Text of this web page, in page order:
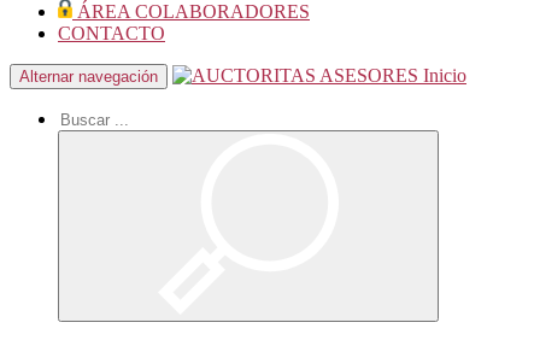
ÁREA COLABORADORES
CONTACTO
Alternar navegación Inicio